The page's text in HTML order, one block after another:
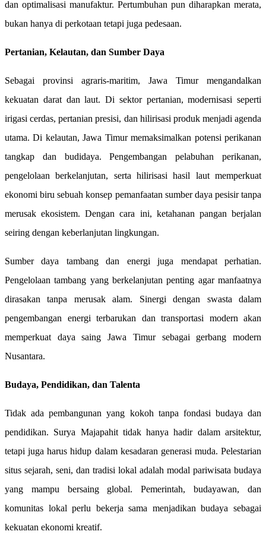
dan optimalisasi manufaktur. Pertumbuhan pun diharapkan merata,
bukan hanya di perkotaan tetapi juga pedesaan.
Pertanian, Kelautan, dan Sumber Daya
Sebagai provinsi agraris-maritim, Jawa Timur mengandalkan
kekuatan darat dan laut. Di sektor pertanian, modernisasi seperti
irigasi cerdas, pertanian presisi, dan hilirisasi produk menjadi agenda
utama. Di kelautan, Jawa Timur memaksimalkan potensi perikanan
tangkap dan budidaya. Pengembangan pelabuhan perikanan,
pengelolaan berkelanjutan, serta hilirisasi hasil laut memperkuat
ekonomi biru sebuah konsep pemanfaatan sumber daya pesisir tanpa
merusak ekosistem. Dengan cara ini, ketahanan pangan berjalan
seiring dengan keberlanjutan lingkungan.
Sumber daya tambang dan energi juga mendapat perhatian.
Pengelolaan tambang yang berkelanjutan penting agar manfaatnya
dirasakan tanpa merusak alam. Sinergi dengan swasta dalam
pengembangan energi terbarukan dan transportasi modern akan
memperkuat daya saing Jawa Timur sebagai gerbang modern
Nusantara.
Budaya, Pendidikan, dan Talenta
Tidak ada pembangunan yang kokoh tanpa fondasi budaya dan
pendidikan. Surya Majapahit tidak hanya hadir dalam arsitektur,
tetapi juga harus hidup dalam kesadaran generasi muda. Pelestarian
situs sejarah, seni, dan tradisi lokal adalah modal pariwisata budaya
yang mampu bersaing global. Pemerintah, budayawan, dan
komunitas lokal perlu bekerja sama menjadikan budaya sebagai
kekuatan ekonomi kreatif.